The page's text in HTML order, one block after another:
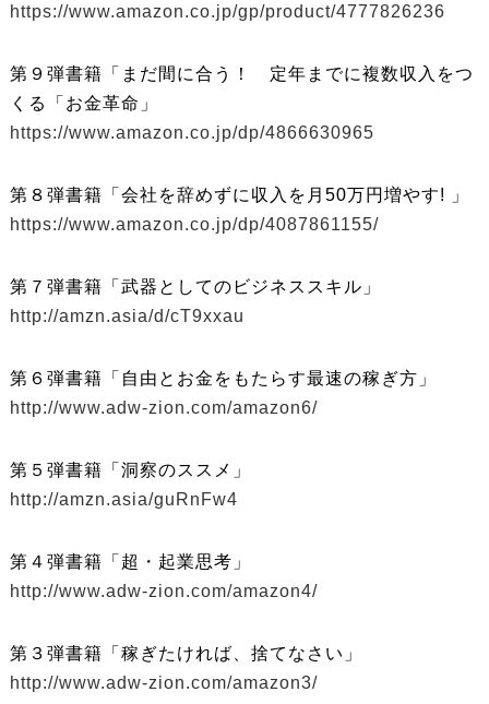
https://www.amazon.co.jp/gp/product/4777826236
第９弾書籍「まだ間に合う！ 定年までに複数収入をつ
くる「お金革命」
https://www.amazon.co.jp/dp/4866630965
第８弾書籍「会社を辞めずに収入を月50万円増やす! 」
https://www.amazon.co.jp/dp/4087861155/
第７弾書籍「武器としてのビジネススキル」
http://amzn.asia/d/cT9xxau
第６弾書籍「自由とお金をもたらす最速の稼ぎ方」
http://www.adw-zion.com/amazon6/
第５弾書籍「洞察のススメ」
http://amzn.asia/guRnFw4
第４弾書籍「超・起業思考」
http://www.adw-zion.com/amazon4/
第３弾書籍「稼ぎたければ、捨てなさい」
http://www.adw-zion.com/amazon3/